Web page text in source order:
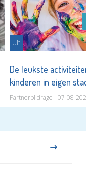
Uit
De leukste
kinderen in eigen
Partnerbijdrage - 07-08-